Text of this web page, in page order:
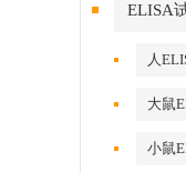
ELISA
人
大鼠
小鼠